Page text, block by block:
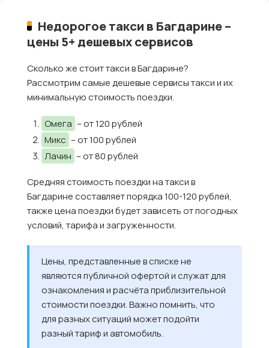
Недорогое такси в Багдарине –
цены 5+ дешевых сервисов
Сколько же стоит такси в Багдарине?
Рассмотрим самые дешевые сервисы такси и их
минимальную стоимость поездки.
Омега – от 120 рублей
Микс – от 100 рублей
Лачин – от 80 рублей
Средняя стоимость поездки на такси в
Багдарине составляет порядка 100-120 рублей,
также цена поездки будет зависеть от погодных
условий, тарифа и загруженности.
Цены, представленные в списке не
являются публичной офертой и служат для
ознакомления и расчёта приблизительной
стоимости поездки. Важно помнить, что
для разных ситуаций может подойти
разный тариф и автомобиль.